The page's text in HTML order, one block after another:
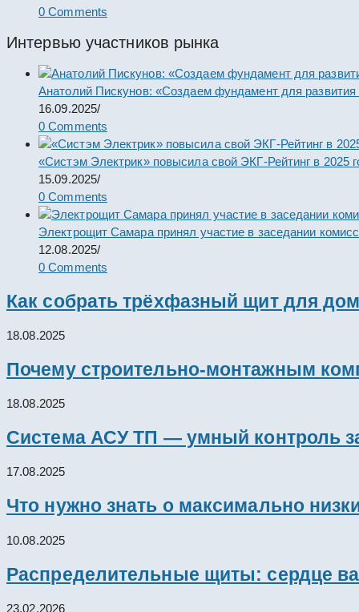
0 Comments
Интервью участников рынка
Анатолий Пискунов: «Создаем фундамент для развития
16.09.2025/
0 Comments
«Систэм Электрик» повысила свой ЭКГ-Рейтинг в 2025
15.09.2025/
0 Comments
Электрощит Самара принял участие в заседании
12.08.2025/
0 Comments
Как собрать трёхфазный щит для
18.08.2025
Почему строительно-монтажным
18.08.2025
Система АСУ ТП — умный контроль
17.08.2025
Что нужно знать о максимально
10.08.2025
Распределительные щиты: сердце
23.02.2026